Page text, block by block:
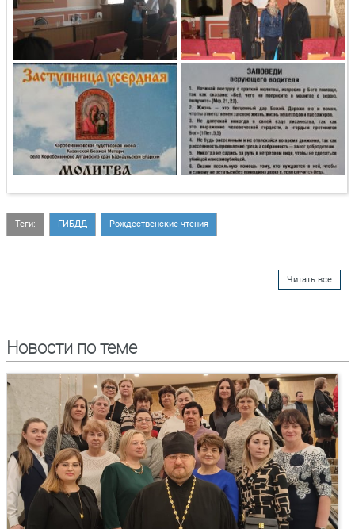
Теги: ГИБДД Рождественские чтения
Читать все
Новости по теме